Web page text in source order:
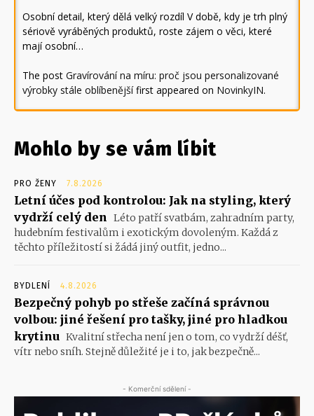
Osobní detail, který dělá velký rozdíl V době, kdy je trh plný
sériově vyráběných produktů, roste zájem o věci, které
mají osobní…
The post Gravírování na míru: proč jsou personalizované
výrobky stále oblíbenějšífirst appeared on NovinkyIN.
Mohlo by se vám líbit
PRO ŽENY 7.8.2026
Letní účes pod kontrolou: Jak na styling, který
vydrží celý den Léto patří svatbám, zahradním party,
hudebním festivalům i exotickým dovoleným. Každá z
těchto příležitostí si žádá jiný outfit, jedno...
BYDLENÍ 4.8.2026
Bezpečný pohyb po střeše začíná správnou
volbou: jiné řešení pro tašky, jiné pro hladkou
krytinu Kvalitní střecha není jen o tom, co vydrží déšť,
vítr nebo sníh. Stejně důležité je i to, jak bezpečně...
- Komerční sdělení -